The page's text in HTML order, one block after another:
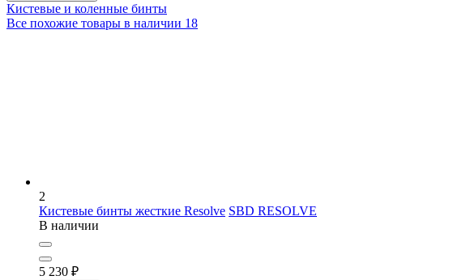
Кистевые и коленные бинты
Все похожие товары в наличии 18
2
Кистевые бинты жесткие Resolve SBD RESOLVE
В наличии
5 230 ₽